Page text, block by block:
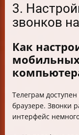
3.
звонков
Как
мобильных
Телеграм
браузере. Звонки
интерфейс